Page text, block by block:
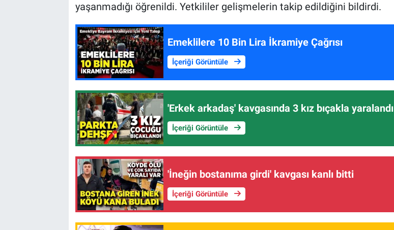
yaşanmadığı öğrenildi. Yetkililer gelişmelerin takip edildiğini bildirdi.
Emeklilere 10 Bin Lira İkramiye Çağrısı
İçeriği Görüntüle
'Erkek arkadaş' kavgasında 3 kız bıçakla yaralandı
İçeriği Görüntüle
'İneğin bostanıma girdi' kavgası kanlı bitti
İçeriği Görüntüle